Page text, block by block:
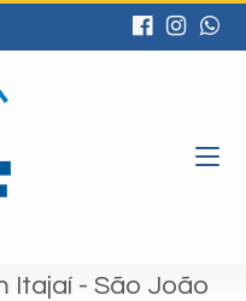
Itajaí - São João